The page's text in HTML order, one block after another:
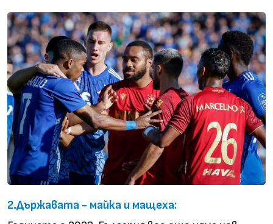
2.Държавата - майка и мащеха: